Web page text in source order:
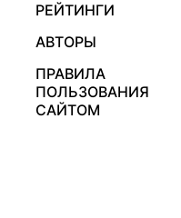
РЕЙТИНГИ
АВТОРЫ
ПРАВИЛА
ПОЛЬЗОВАНИЯ
САЙТОМ